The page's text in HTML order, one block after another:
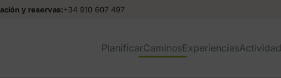
y reservas:+34 910 607 497
PlanificarCaminosExperiencias